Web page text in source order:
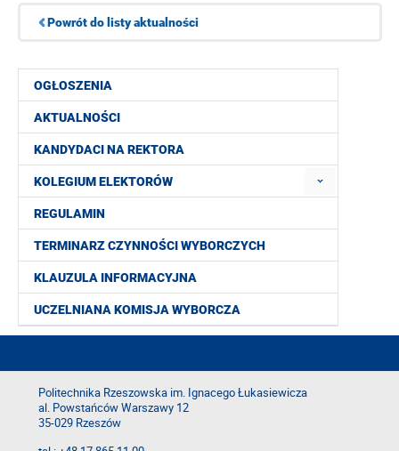
OGŁOSZENIA
AKTUALNOŚCI
KANDYDACI NA REKTORA
KOLEGIUM ELEKTORÓW
REGULAMIN
TERMINARZ CZYNNOŚCI WYBORCZYCH
KLAUZULA INFORMACYJNA
UCZELNIANA KOMISJA WYBORCZA
Powrót do listy aktualności
Politechnika Rzeszowska im. Ignacego Łukasiewicza
al. Powstańców Warszawy 12
35-029 Rzeszów